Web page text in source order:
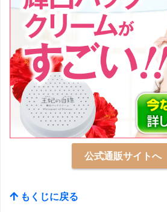
公式通販サイトへ
もくじに戻る